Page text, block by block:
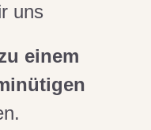
uns
einem